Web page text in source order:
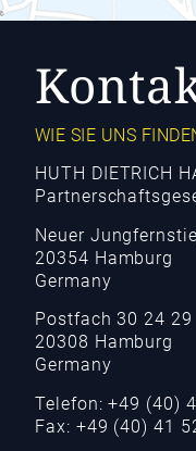
WIE SIE UNS
HUTH DIETRICH
Neuer
20354 Hamburg
Germany
Postfach 30 24 29
20308 Hamburg
Germany
Telefon: +49 (40)
Fax: +49 (40) 41